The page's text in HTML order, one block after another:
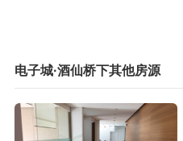
电子城·酒仙桥下其他房源